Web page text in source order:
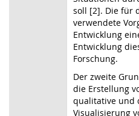
soll [2]. Die für
verwendete
Entwicklung
Entwicklung
Forschung.
Der zweite
die Erstellung
qualitative und
Visualisierung